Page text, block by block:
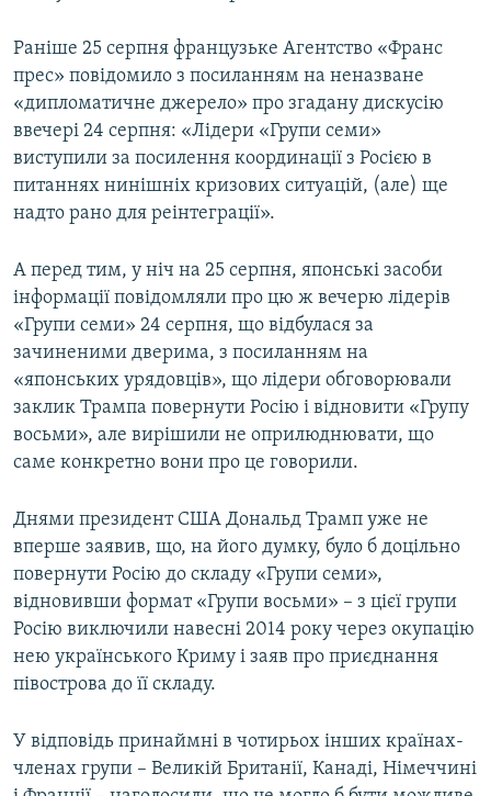
Раніше 25 серпня французьке Агентство «Франс
прес» повідомило з посиланням на неназване
«дипломатичне джерело» про згадану дискусію
ввечері 24 серпня: «Лідери «Групи семи»
виступили за посилення координації з Росією в
питаннях нинішніх кризових ситуацій, (але) ще
надто рано для реінтеграції».
А перед тим, у ніч на 25 серпня, японські засоби
інформації повідомляли про цю ж вечерю лідерів
«Групи семи» 24 серпня, що відбулася за
зачиненими дверима, з посиланням на
«японських урядовців», що лідери обговорювали
заклик Трампа повернути Росію і відновити «Групу
восьми», але вирішили не оприлюднювати, що
саме конкретно вони про це говорили.
Днями президент США Дональд Трамп уже не
вперше заявив, що, на його думку, було б доцільно
повернути Росію до складу «Групи семи»,
відновивши формат «Групи восьми» – з цієї групи
Росію виключили навесні 2014 року через окупацію
нею українського Криму і заяв про приєднання
півострова до її складу.
У відповідь принаймні в чотирьох інших країнах-
членах групи – Великій Британії, Канаді, Німеччині